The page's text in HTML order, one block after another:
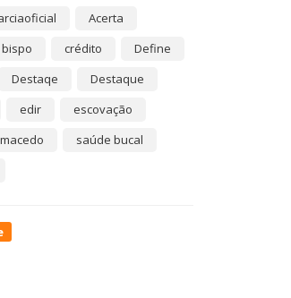
Acerta
bispo crédito
Define
Destaqe
Destaque
edir
escovação
macedo
saúde bucal